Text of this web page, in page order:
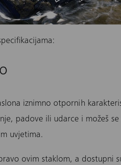
iznimno otpornih
padove ili udarce i možeš
uvjetima.
ovim staklom, a dostupni